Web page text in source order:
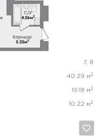
7, 8
40.29 м 2
19.18 м 2
10.22 м 2